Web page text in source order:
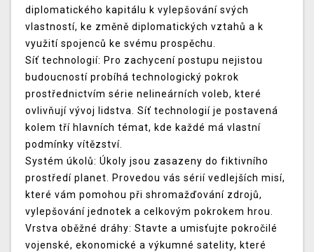
diplomatického kapitálu k vylepšování svých
vlastností, ke změně diplomatických vztahů a k
využití spojenců ke svému prospěchu.
Síť technologií: Pro zachycení postupu nejistou
budoucností probíhá technologický pokrok
prostřednictvím série nelineárních voleb, které
ovlivňují vývoj lidstva. Síť technologií je postavená
kolem tří hlavních témat, kde každé má vlastní
podmínky vítězství.
Systém úkolů: Úkoly jsou zasazeny do fiktivního
prostředí planet. Provedou vás sérií vedlejších misí,
které vám pomohou při shromažďování zdrojů,
vylepšování jednotek a celkovým pokrokem hrou.
Vrstva oběžné dráhy: Stavte a umisťujte pokročilé
vojenské, ekonomické a výkumné satelity, které